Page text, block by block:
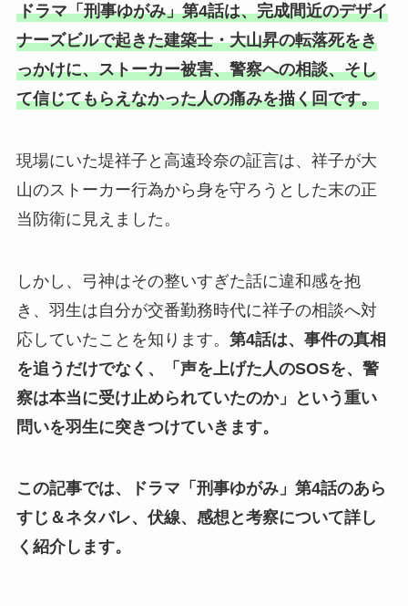
ドラマ「刑事ゆがみ」第4話は、完成間近のデザイ
ナーズビルで起きた建築士・大山昇の転落死をき
っかけに、ストーカー被害、警察への相談、そし
て信じてもらえなかった人の痛みを描く回です。
現場にいた堤祥子と高遠玲奈の証言は、祥子が大
山のストーカー行為から身を守ろうとした末の正
当防衛に見えました。
しかし、弓神はその整いすぎた話に違和感を抱
き、羽生は自分が交番勤務時代に祥子の相談へ対
応していたことを知ります。 第4話は、事件の真相
を追うだけでなく、「声を上げた人のSOSを、警
察は本当に受け止められていたのか」という重い
問いを羽生に突きつけていきます。
この記事では、ドラマ「刑事ゆがみ」第4話のあら
すじ＆ネタバレ、伏線、感想と考察について詳し
く紹介します。